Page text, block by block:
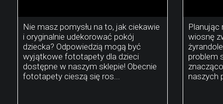
Nie masz pomysłu na to, jak ciekawie
i oryginalnie udekorować pokój
dziecka? Odpowiedzią mogą być
wyjątkowe fototapety dla dzieci
dostępne w naszym sklepie! Obecnie
fototapety cieszą się ros...
Planując
wiosnę
problem
naszych